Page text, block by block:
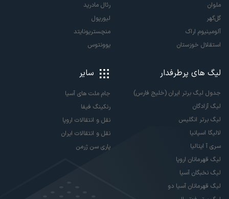
ملوان
گل‌گهر
آلومینیوم اراک
استقلال خوزستان
رئال مادرید
لیورپول
منچستریونایتد
یوونتوس
لیگ های پرطرفدار
جدول لیگ برتر ایران (خلیج فارس)
لیگ آزادگان
لیگ برتر انگلیس
لالیگا اسپانیا
سری آ ایتالیا
لیگ قهرمانان اروپا
لیگ نخبگان آسیا
لیگ قهرمانان آسیا دو
سایر
جام ملت های آسیا
رنکینگ فیفا
نقل و انتقالات اروپا
نقل و انتقالات ایران
پاری سن ژرمن